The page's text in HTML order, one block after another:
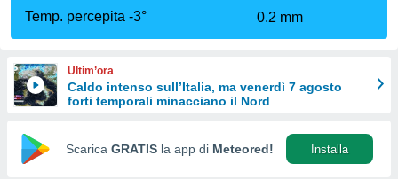
le
di
Web
Temp. percepita -3°
0.2 mm
Ultim’ora
Caldo intenso sull’Italia, ma venerdì 7 agosto
forti temporali minacciano il Nord
Scarica GRATIS la app di Meteored! Installa